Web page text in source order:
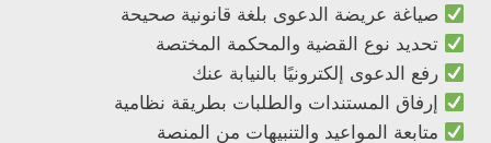
صياغة عريضة الدعوى بلغة قانونية صحيحة
تحديد نوع القضية والمحكمة المختصة
رفع الدعوى إلكترونيًا بالنيابة عنك
إرفاق المستندات والطلبات بطريقة نظامية
متابعة المواعيد والتنبيهات من المنصة